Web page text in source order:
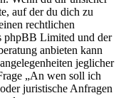
auf der du dich zu
rechtlichen
phpBB Limited und der
anbieten kann
jeglicher
„An wen soll ich
juristische Anfragen